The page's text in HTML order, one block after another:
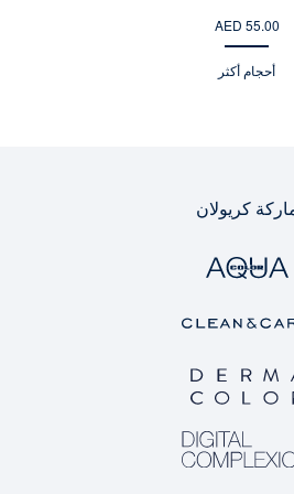
AED 55.00
أحجام أكثر
كريولان